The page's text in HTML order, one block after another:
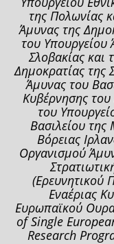
της Πολωνίας
Άμυνας της
του Υπουργείου
Σλοβακίας και
Δημοκρατίας της
Άμυνας του
Κυβέρνησης του
του
Βασιλείου της
Βόρειας
Οργανισμού
(Ερευνητικού
Εναέριας
Ευρωπαϊκού
of Single
Research